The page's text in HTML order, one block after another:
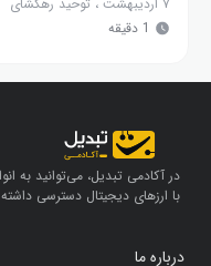
1 دقیقه
در آکادمی تبدیل، می‌توانید
با ارزهای دیجیتال دسترسی
درباره ما